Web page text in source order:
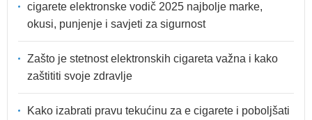
cigarete elektronske vodič 2025 najbolje marke,
okusi, punjenje i savjeti za sigurnost
Zašto je stetnost elektronskih cigareta važna i kako
zaštititi svoje zdravlje
Kako izabrati pravu tekućinu za e cigarete i poboljšati